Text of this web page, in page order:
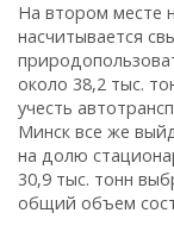
На втором месте
насчитывается
около 38,2 тыс.
учесть
Минск все же
на долю
30,9 тыс. тонн
общий объем